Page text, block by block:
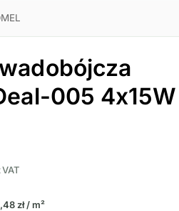
005 4x15W
VAT
zł / m²